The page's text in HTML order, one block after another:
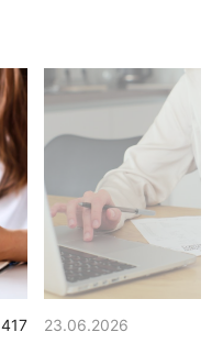
417 23.06.2026